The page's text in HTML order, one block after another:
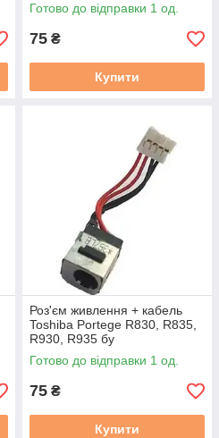
Готово до відправки 1 од.
75 ₴
Купити
Роз'єм живлення + кабель
Toshiba Portege R830, R835,
R930, R935 бу
Готово до відправки 1 од.
75 ₴
Купити